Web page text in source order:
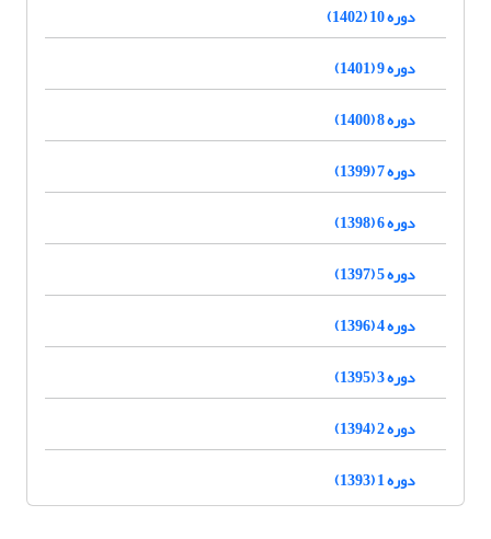
دوره 10 (1402)
دوره 9 (1401)
دوره 8 (1400)
دوره 7 (1399)
دوره 6 (1398)
دوره 5 (1397)
دوره 4 (1396)
دوره 3 (1395)
دوره 2 (1394)
دوره 1 (1393)